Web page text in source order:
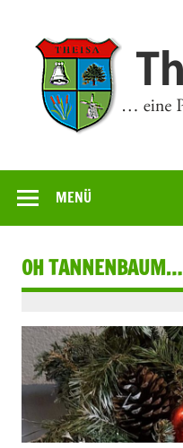
springen
MENÜ
OH TANNENBAUM…